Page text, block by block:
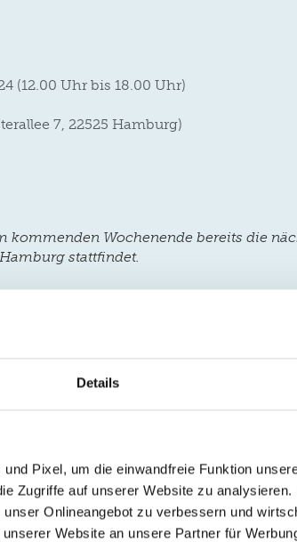
Details
Pixel, um die einwandfreie Funktion
Zugriffe auf unserer Website zu
Onlineangebot zu verbessern und
Website an unsere Partner für
(12.00 Uhr bis 18.00 Uhr)
7, 22525 Hamburg)
kommenden Wochenende bereits die
stattfindet.
JobmesseKarriere
18.
and the site worked perfectly. Quick and